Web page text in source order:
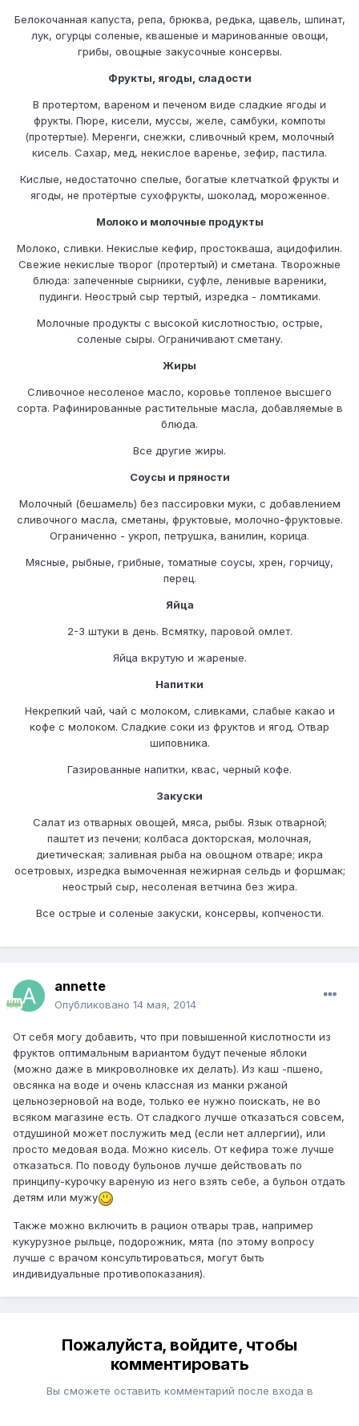
Белокочанная капуста, репа, брюква, редька, щавель, шпинат,
лук, огурцы соленые, квашеные и маринованные овощи,
грибы, овощные закусочные консервы.
Фрукты, ягоды, сладости
В протертом, вареном и печеном виде сладкие ягоды и
фрукты. Пюре, кисели, муссы, желе, самбуки, компоты
(протертые). Меренги, снежки, сливочный крем, молочный
кисель. Сахар, мед, некислое варенье, зефир, пастила.
Кислые, недостаточно спелые, богатые клетчаткой фрукты и
ягоды, не протёртые сухофрукты, шоколад, мороженное.
Молоко и молочные продукты
Молоко, сливки. Некислые кефир, простокваша, ацидофилин.
Свежие некислые творог (протертый) и сметана. Творожные
блюда: запеченные сырники, суфле, ленивые вареники,
пудинги. Неострый сыр тертый, изредка - ломтиками.
Молочные продукты с высокой кислотностью, острые,
соленые сыры. Ограничивают сметану.
Жиры
Сливочное несоленое масло, коровье топленое высшего
сорта. Рафинированные растительные масла, добавляемые в
блюда.
Все другие жиры.
Соусы и пряности
Молочный (бешамель) без пассировки муки, с добавлением
сливочного масла, сметаны, фруктовые, молочно-фруктовые.
Ограниченно - укроп, петрушка, ванилин, корица.
Мясные, рыбные, грибные, томатные соусы, хрен, горчицу,
перец.
Яйца
2-3 штуки в день. Всмятку, паровой омлет.
Яйца вкрутую и жареные.
Напитки
Некрепкий чай, чай с молоком, сливками, слабые какао и
кофе с молоком. Сладкие соки из фруктов и ягод. Отвар
шиповника.
Газированные напитки, квас, черный кофе.
Закуски
Салат из отварных овощей, мяса, рыбы. Язык отварной;
паштет из печени; колбаса докторская, молочная,
диетическая; заливная рыба на овощном отваре; икра
осетровых, изредка вымоченная нежирная сельдь и форшмак;
неострый сыр, несоленая ветчина без жира.
Все острые и соленые закуски, консервы, копчености.
annette
Опубликовано 14 мая, 2014
От себя могу добавить, что при повышенной кислотности из
фруктов оптимальным вариантом будут печеные яблоки
(можно даже в микроволновке их делать). Из каш -пшено,
овсянка на воде и очень классная из манки ржаной
цельнозерновой на воде, только ее нужно поискать, не во
всяком магазине есть. От сладкого лучше отказаться совсем,
отдушиной может послужить мед (если нет аллергии), или
просто медовая вода. Можно кисель. От кефира тоже лучше
отказаться. По поводу бульонов лучше действовать по
принципу-курочку вареную из него взять себе, а бульон отдать
детям или мужу
Также можно включить в рацион отвары трав, например
кукурузное рыльце, подорожник, мята (по этому вопросу
лучше с врачом консультироваться, могут быть
индивидуальные противопоказания).
Пожалуйста, войдите, чтобы
комментировать
Вы сможете оставить комментарий после входа в